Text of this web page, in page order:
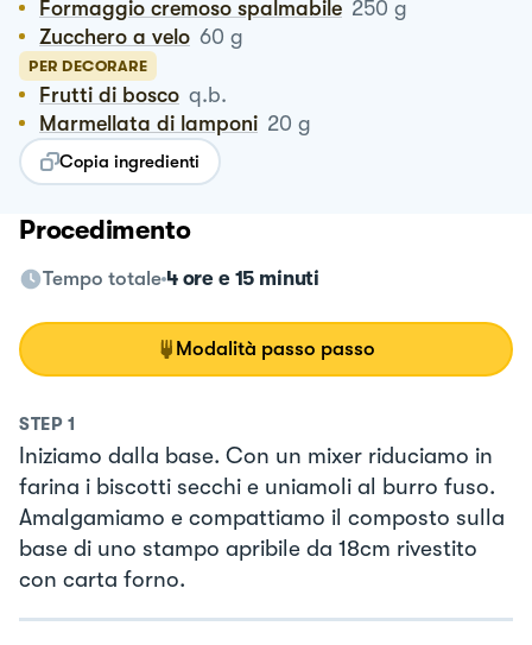
Formaggio cremoso spalmabile 250 g
Zucchero a velo 60 g
PER DECORARE
Frutti di bosco q.b.
Marmellata di lamponi 20 g
Copia ingredienti
Procedimento
Tempo totale 4 ore e 15 minuti
Modalità passo passo
STEP 1
Iniziamo dalla base. Con un mixer riduciamo in
farina i biscotti secchi e uniamoli al burro fuso.
Amalgamiamo e compattiamo il composto sulla
base di uno stampo apribile da 18cm rivestito
con carta forno.